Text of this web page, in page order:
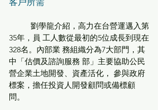
35年，員 工人數從最初的5位成長到現在
328名。內部業 務組織分為7大部門，其
中「估價及諮詢服務 部」主要協助公民
營企業土地開發、資產活化， 參與政府
標案，擔任投資人開發顧問或備標顧
問。